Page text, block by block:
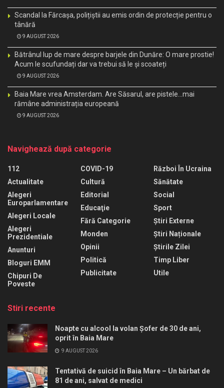
Scandal la Fărcașa, polițiștii au emis ordin de protecție pentru o
tânără
9 AUGUST 2026
Bătrânul lup de mare despre barjele din Dunăre: O mare prostie!
Acum le scufundați dar va trebui să le și scoateți
9 AUGUST 2026
Baia Mare vrea Amsterdam. Are Săsarul, are pistele…mai
rămâne administrația europeană
9 AUGUST 2026
Navighează după categorie
112
Actualitate
Alegeri
Europarlamentare
Alegeri Locale
Alegeri
Prezidentiale
Anunturi
Bloguri EMM
Chipuri De
Poveste
COVID-19
Cultură
Editorial
Educaţie
Fără Categorie
Monden
Opinii
Politică
Publicitate
Război În Ucraina
Sănătate
Social
Sport
Știri Externe
Știri Naționale
Știrile Zilei
Timp Liber
Utile
Stiri recente
Noapte cu alcool la volan Șofer de 30 de ani,
oprit în Baia Mare
9 AUGUST 2026
Tentativă de suicid în Baia Mare – Un bărbat de
81 de ani, salvat de medici